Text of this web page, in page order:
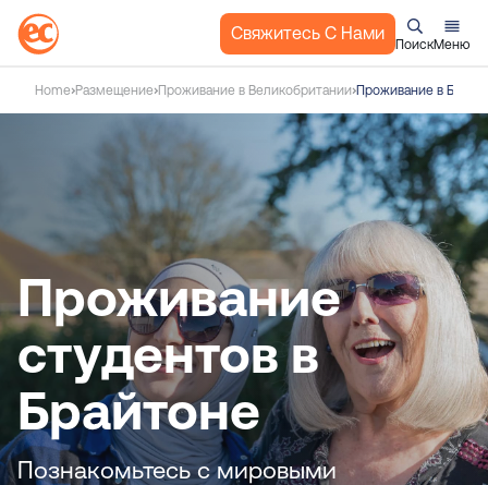
и
о
д
а
н
Свяжитесь С Нами
ПоискМеню
Home Размещение Проживание в Великобритании Проживание в
Проживание
студентов в
Брайтоне
Познакомьтесь с мировыми